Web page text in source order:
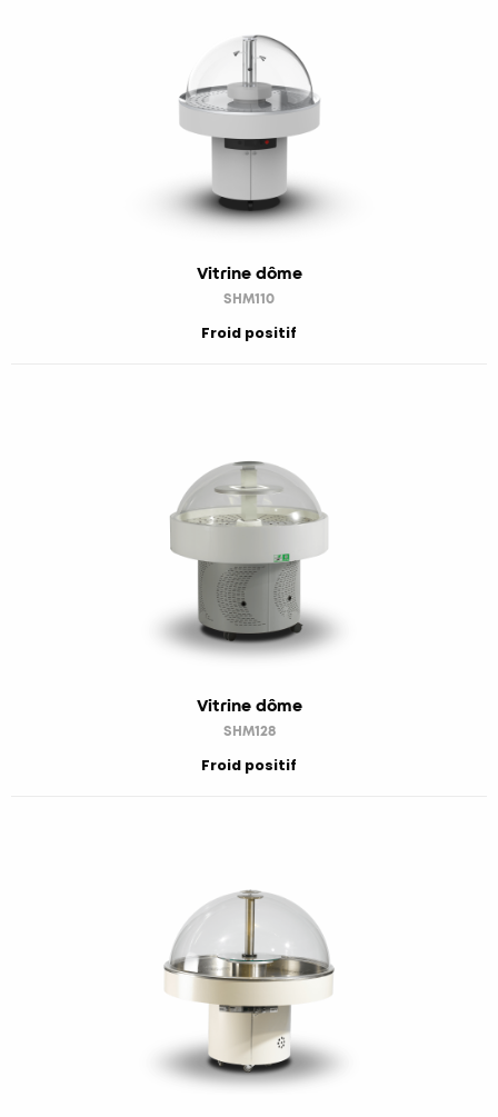
Vitrine dôme
SHM110
Froid positif
Vitrine dôme
SHM128
Froid positif